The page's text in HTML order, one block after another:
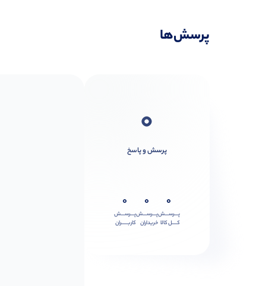
پرسش‌ها
0
پرسش و پاسخ
0
پـــرســـش
کــــل کالا
0
پـــرســـش
خریداران
0
پـــرســـش
کاربـــــران